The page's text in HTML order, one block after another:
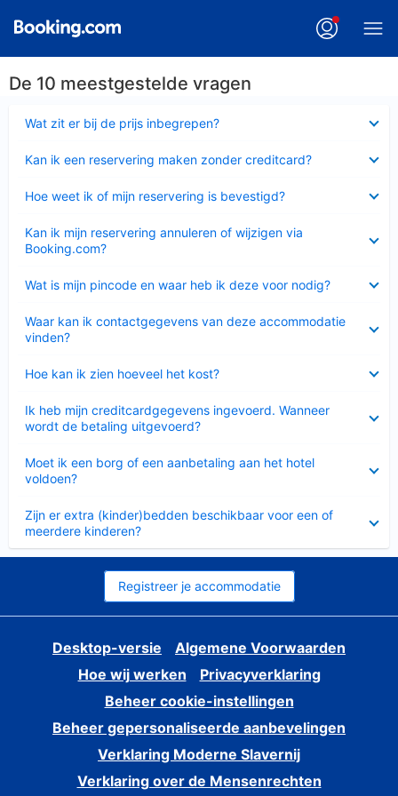
De 10 meestgestelde vragen
Wat zit er bij de prijs inbegrepen?
Kan ik een reservering maken zonder creditcard?
Hoe weet ik of mijn reservering is bevestigd?
Kan ik mijn reservering annuleren of wijzigen via
Booking.com?
Wat is mijn pincode en waar heb ik deze voor nodig?
Waar kan ik contactgegevens van deze accommodatie
vinden?
Hoe kan ik zien hoeveel het kost?
Ik heb mijn creditcardgegevens ingevoerd. Wanneer
wordt de betaling uitgevoerd?
Moet ik een borg of een aanbetaling aan het hotel
voldoen?
Zijn er extra (kinder)bedden beschikbaar voor een of
meerdere kinderen?
Registreer je accommodatie
Desktop-versie
Algemene Voorwaarden
Hoe wij werken
Privacyverklaring
Beheer cookie-instellingen
Beheer gepersonaliseerde aanbevelingen
Verklaring Moderne Slavernij
Verklaring over de Mensenrechten